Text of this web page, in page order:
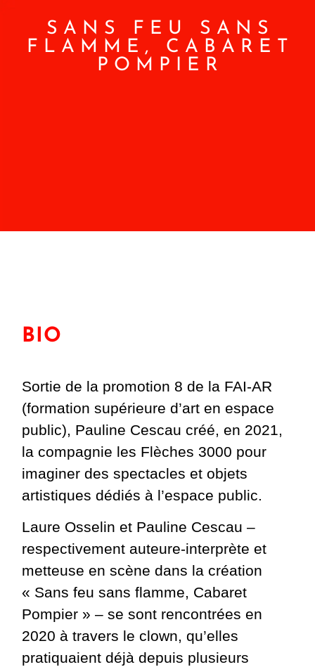
SANS FEU SANS
FLAMME, CABARET
POMPIER
BIO
Sortie de la promotion 8 de la FAI-AR
(formation supérieure d’art en espace
public), Pauline Cescau créé, en 2021,
la compagnie les Flèches 3000 pour
imaginer des spectacles et objets
artistiques dédiés à l’espace public.
Laure Osselin et Pauline Cescau –
respectivement auteure-interprète et
metteuse en scène dans la création
« Sans feu sans flamme, Cabaret
Pompier » – se sont rencontrées en
2020 à travers le clown, qu’elles
pratiquaient déjà depuis plusieurs